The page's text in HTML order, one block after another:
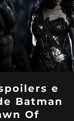
e
Batman
Of